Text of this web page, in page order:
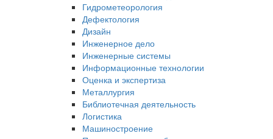
Гидрометеорология
Дефектология
Дизайн
Инженерное дело
Инженерные системы
Информационные технологии
Оценка и экспертиза
Металлургия
Библиотечная деятельность
Логистика
Машиностроение